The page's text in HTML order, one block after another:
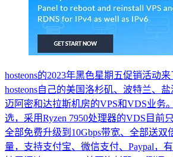
hosteons的2023年黑色星期五促销活动
hosteons自己的美国洛杉矶、波特兰、盐
迈阿密和达拉斯机房的VPS和VDS业务
选，采用Ryzen 7950处理器的VDS目前
全部免费升级到10Gbps带宽、全部送双
量，支持支付宝、微信支付、Paypal，